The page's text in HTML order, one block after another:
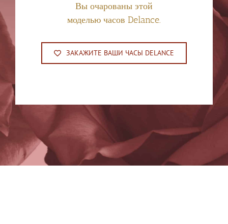
Вы очарованы этой
моделью часов Delance.
ЗАКАЖИТЕ ВАШИ ЧАСЫ DELANCE